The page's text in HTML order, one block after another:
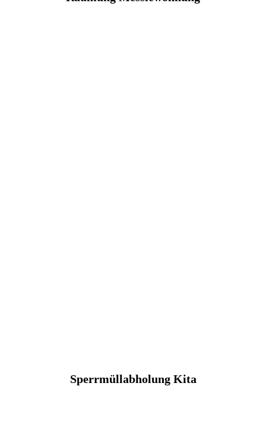
Sperrmüllabholung Kita